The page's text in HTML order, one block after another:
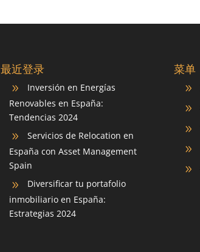
最近登录
9
Inversión en Energías
Renovables en España:
Tendencias 2024
9
Servicios de Relocation en
España con Asset Management
Spain
9
Diversificar tu portafolio
inmobiliario en España:
Estrategias 2024
菜单
9
9
9
9
9